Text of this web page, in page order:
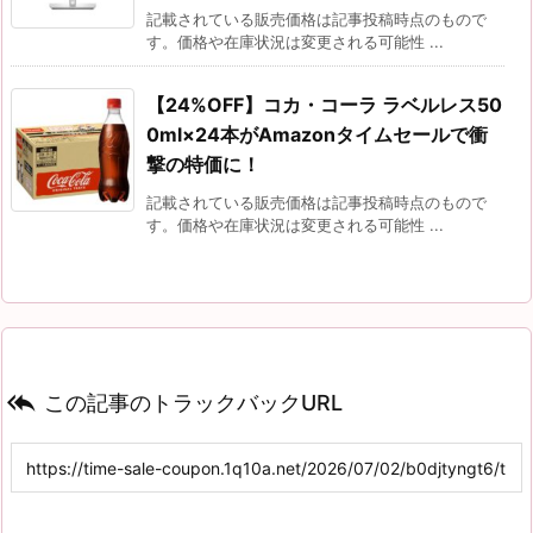
記載されている販売価格は記事投稿時点のもので
す。価格や在庫状況は変更される可能性 ...
【24%OFF】コカ・コーラ ラベルレス50
0ml×24本がAmazonタイムセールで衝
撃の特価に！
記載されている販売価格は記事投稿時点のもので
す。価格や在庫状況は変更される可能性 ...
 この記事のトラックバックURL